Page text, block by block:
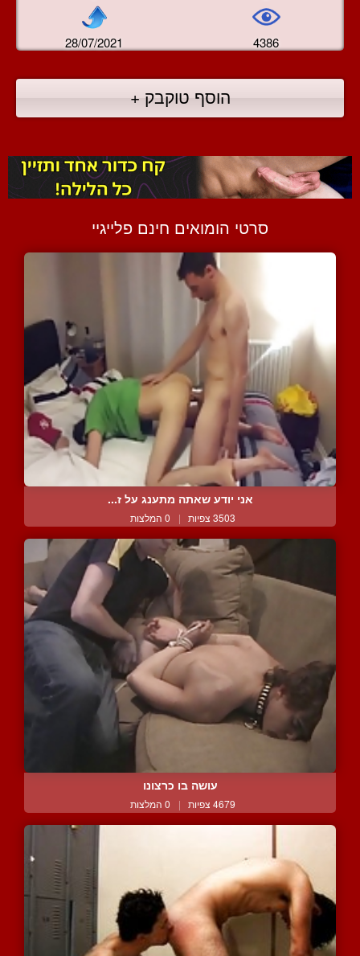
28/07/2021 4386
הוסף טוקבק +
סרטי הומואים חינם פלייגיי
אני יודע שאתה מתענג על ז...
3503 צפיות | 0 המלצות
עושה בו כרצונו
4679 צפיות | 0 המלצות